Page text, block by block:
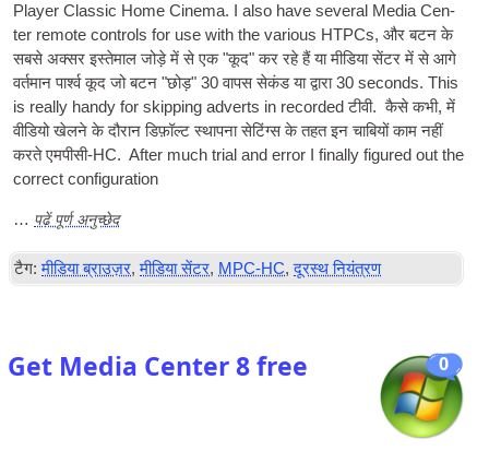
Play­er Clas­sic Home Cinema. I also have sev­er­al Media Cen­
ter remote con­trols for use with the vari­ous HTPCs, और बटन के
सबसे अक्सर इस्तेमाल जोड़े में से एक "कूद" कर रहे हैं या मीडिया सेंटर में से आगे
वर्तमान पार्श्व कूद जो बटन "छोड़" 30 वापस सेकंड या द्वारा 30seconds. This
is really handy for skip­ping adverts in recor­ded टीवी. कैसे कभी, में
वीडियो खेलने के दौरान डिफ़ॉल्ट स्थापना सेटिंग्स के तहत इन चाबियों काम नहीं
करतेएमपीसी-HC.After much tri­al and error I finally figured out the
cor­rect configuration
… पढ़ें पूर्ण अनुच्छेद
टैग: मीडिया ब्राउज़र,मीडिया सेंटर, MPC-HC,दूरस्थ नियंत्रण
0
Get Media Center 8 free